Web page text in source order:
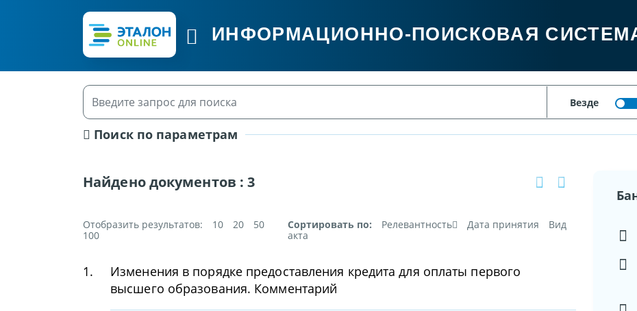
ИНФОРМАЦИОННО-ПОИСКОВАЯ
Поиск по параметрам
Найдено документов :3
Отобразить результатов: 10 20
50
100
Сортировать по: Релевантность Дата принятия
Вид
акта
1.
Изменения в порядке предоставления кредита для оплаты первого
высшего образования. Комментарий